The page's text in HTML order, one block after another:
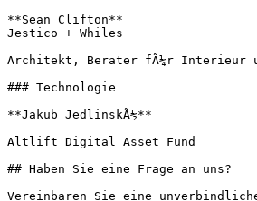
**Sean Clifton**
Jestico + Whiles
Architekt, Berater fÃ¼r Interieur
### Technologie
**Jakub JedlinskÃ½**
Altlift Digital Asset Fund
## Haben Sie eine Frage an uns?
Vereinbaren Sie eine